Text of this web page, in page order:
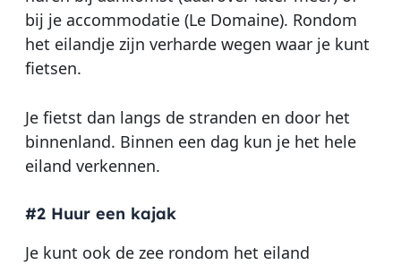
bij je accommodatie (Le Domaine). Rondom
het eilandje zijn verharde wegen waar je kunt
fietsen.
Je fietst dan langs de stranden en door het
binnenland. Binnen een dag kun je het hele
eiland verkennen.
#2 Huur een kajak
Je kunt ook de zee rondom het eiland